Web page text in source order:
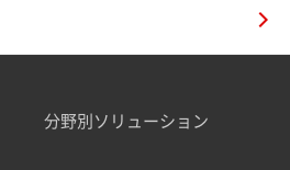
分野別ソリューション